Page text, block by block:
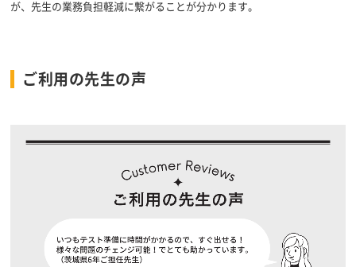
が、先生の業務負担軽減に繋がることが分かります。
ご利用の先生の声